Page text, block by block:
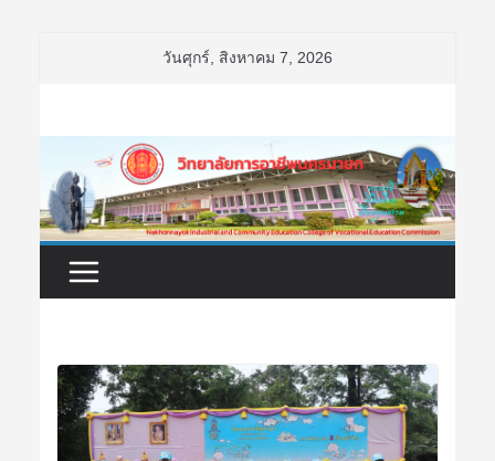
วันศุกร์, สิงหาคม 7, 2026